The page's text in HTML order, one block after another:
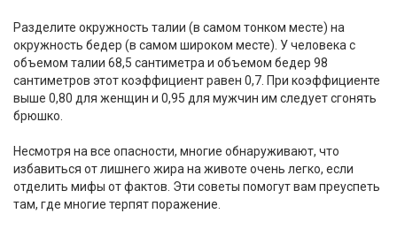
Разделите окружность талии (в самом тонком месте) на
окружность бедер (в самом широком месте). У человека с
объемом талии 68,5 сантиметра и объемом бедер 98
сантиметров этот коэффициент равен 0,7. При коэффициенте
выше 0,80 для женщин и 0,95 для мужчин им следует сгонять
брюшко.
Несмотря на все опасности, многие обнаруживают, что
избавиться от лишнего жира на животе очень легко, если
отделить мифы от фактов. Эти советы помогут вам преуспеть
там, где многие терпят поражение.